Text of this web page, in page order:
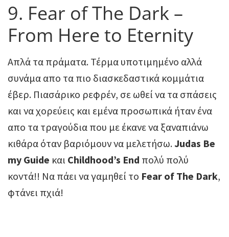
9. Fear of The Dark –
From Here to Eternity
Απλά τα πράματα. Τέρμα υποτιμημένο αλλά
συνάμα απο τα πιο διασκεδαστικά κομμάτια
έβερ. Πιασάρικο ρεφρέν, σε ωθεί να τα σπάσεις
και να χορεύεις και εμένα προσωπικά ήταν ένα
απο τα τραγούδια που με έκανε να ξαναπιάνω
κιθάρα όταν βαριόμουν να μελετήσω.Judas Be
my Guide και Childhood’s End πολύ πολύ
κοντά!! Να πάει να γαμηθεί το Fear of The Dark,
φτάνει πχιά!